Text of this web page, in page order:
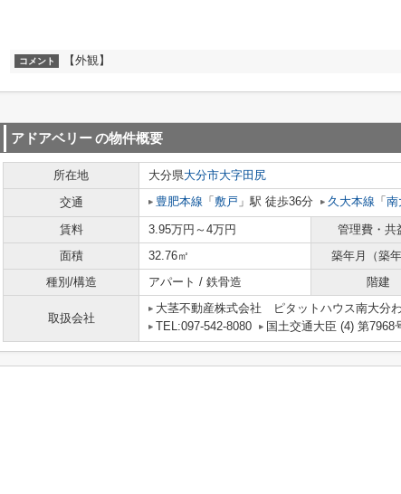
コメント 【外観】
アドアベリーの物件概要
所在地 大分県大分市大字田尻
交通
豊肥本線 「 敷戸 」駅 徒歩36分 久大本線 「 南
賃料 3.95万円～4万円 管理費・共
面積
32.76㎡ 築年月（築年
種別/構造
アパート / 鉄骨造 階建
取扱会社
大茎不動産株式会社 ピタットハウス南大分
TEL:097-542-8080
国土交通大臣 (4) 第7968